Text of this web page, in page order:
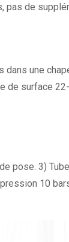
de
une
de surface
pose. 3)
10